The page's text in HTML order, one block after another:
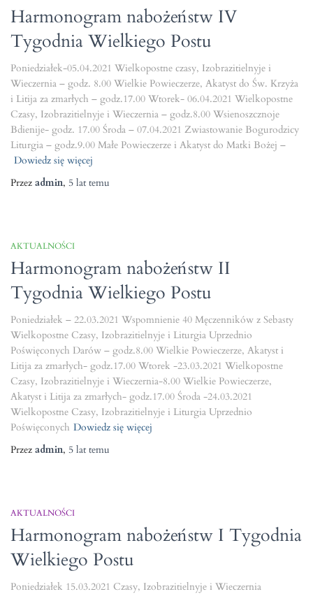
Harmonogram nabożeństw IV
Tygodnia Wielkiego Postu
Poniedziałek-05.04.2021 Wielkopostne czasy, Izobrazitielnyje i
Wieczernia – godz. 8.00 Wielkie Powieczerze, Akatyst do Św. Krzyża
i Litija za zmarłych – godz.17.00 Wtorek- 06.04.2021 Wielkopostne
Czasy, Izobrazitielnyje i Wieczernia – godz.8.00 Wsienoszcznoje
Bdienije- godz. 17.00 Środa – 07.04.2021 Zwiastowanie Bogurodzicy
Liturgia – godz.9.00 Małe Powieczerze i Akatyst do Matki Bożej –
Dowiedz się więcej
Przez admin, 5 lattemu
AKTUALNOŚCI
Harmonogram nabożeństw II
Tygodnia Wielkiego Postu
Poniedziałek – 22.03.2021 Wspomnienie 40 Męczenników z Sebasty
Wielkopostne Czasy, Izobrazitielnyje i Liturgia Uprzednio
Poświęconych Darów – godz.8.00 Wielkie Powieczerze, Akatyst i
Litija za zmarłych- godz.17.00 Wtorek -23.03.2021 Wielkopostne
Czasy, Izobrazitielnyje i Wieczernia-8.00 Wielkie Powieczerze,
Akatyst i Litija za zmarłych- godz.17.00 Środa -24.03.2021
Wielkopostne Czasy, Izobrazitielnyje i Liturgia Uprzednio
Poświęconych Dowiedz się więcej
Przez admin, 5 lattemu
AKTUALNOŚCI
Harmonogram nabożeństw I Tygodnia
Wielkiego Postu
Poniedziałek 15.03.2021 Czasy, Izobrazitielnyje i Wieczernia